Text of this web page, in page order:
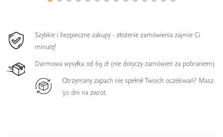
Szybkie i bezpieczne zakupy - złożenie zamówienia zajmie Ci
minutę!
Darmowa wysyłka od 69 zł (nie dotyczy zamówień za pobraniem)
Otrzymany zapach nie spełnił Twoich oczekiwań? Masz
30 dni na zwrot.